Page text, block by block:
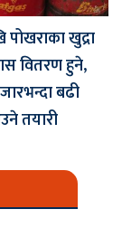
खुद्रा
वितरण हुने,
बढी
तयारी